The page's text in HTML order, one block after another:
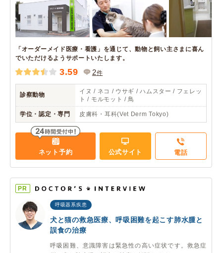
「オーダーメイド医療・看護」を通じて、動物と飼い主さまに喜ん
でいただけるようサポートいたします。
3.59 2件
診察動物
イヌ / ネコ / ウサギ / ハムスター / フェレッ
ト / モルモット / 鳥
学位・認定・専門 皮膚科・耳科(Vet Derm Tokyo)
ネット予約 公式サイト 電話
PR
呼吸器系疾患
犬と猫の救急医療、呼吸困難を起こす肺水腫と
誤食の治療
呼吸困難、意識障害は緊急性の高い症状です。救急症